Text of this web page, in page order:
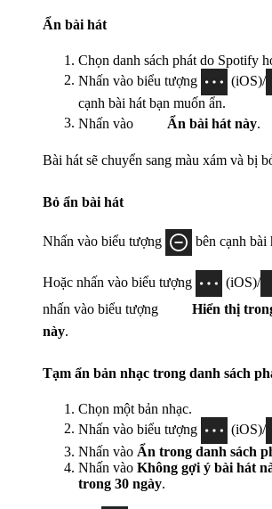
Ẩn bài hát
Chọn danh sách phát do Spotify
Nhấn vào biểu tượng
(iOS)/
cạnh bài hát bạn muốn ẩn.
Nhấn vào
Ẩn bài hát này
Bài hát sẽ chuyển sang màu xám và bị
Bỏ ẩn bài hát
Nhấn vào biểu tượng bên cạnh bài
Hoặc nhấn vào biểu tượng (iOS)/
nhấn vào biểu tượng
Hiển thị
này.
Tạm ẩn bản nhạc trong danh sách
Chọn một bản nhạc.
Nhấn vào biểu tượng
(iOS)/
Nhấn vào Ẩn trong danh sách
Nhấn vào Không gợi ý bài hát
trong 30 ngày.